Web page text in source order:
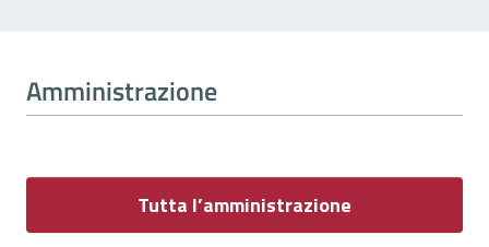
Amministrazione
Tutta l’amministrazione